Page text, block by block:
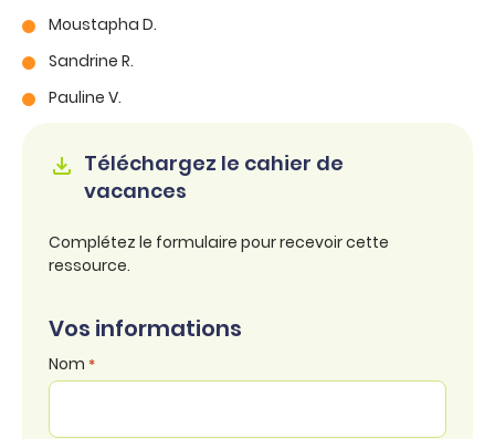
Moustapha D.
Sandrine R.
Pauline V.
Téléchargez le cahier de
vacances
Complétez le formulaire pour recevoir cette
ressource.
Vos informations
Nom *